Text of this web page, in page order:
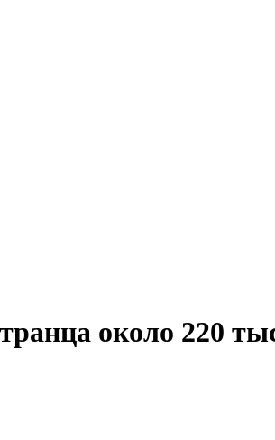
около 220